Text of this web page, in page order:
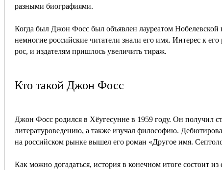
разными биографиями.
Когда был Джон Фосс был объявлен лауреатом
немногие российские читатели знали его имя. Интерес к
рос, и издателям пришлось увеличить тираж.
Кто такой Джон Фосс
Джон Фосс родился в Хёугесунне в 1959 году. Он получил
литературоведению, а также изучал философию.
на российском рынке вышел его роман «Другое имя.
Как можно догадаться, история в конечном итоге состоит